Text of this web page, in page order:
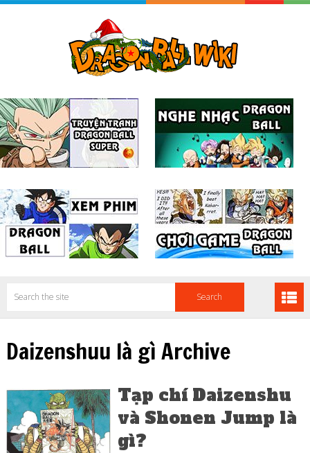
Daizenshuu là gì Archive
Tạp chí Daizenshu
và Shonen Jump là
gì?